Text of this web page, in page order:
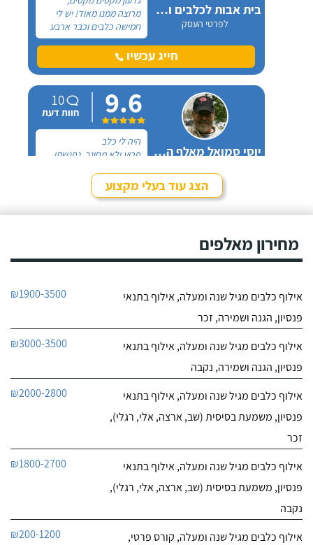
בית אבות לכלבים ופנסיון חתולים
לפרטי העסק
מרוצה ממנו מאוד! יש לי
חמישה כלבים וכבר ארבע
שנים, כל פעם שיש לי
נסיעה והיעדרות מהבית,
אני שמה אצלו את הכלבים,
אותו ומאושרים כשהם
חוזרים הביתה - ממליצה
בחום.
חייג עכשיו
יוסי סמואל מאלף הכלבים
9.6
10
חוות דעת
היה לי כלב
פרוע ולא מחונך. נפגשתי
שאת הכלב שלי אי אפשר
לאלף בשיעורים כי יש לוחייג עכשיו
מקום בטבע בגבעת עדה
יש לו גישה מצויינת לכלבים,
הלב, בכל הפעמים ששמתי
הייתי מאוד מרוצה, ליאור
הבעלים מצליח להעניק
לכלבים שהות נעימה בזמן
שהייתם בפנסיון, ניתן
בחום!
חייג עכשיו
הצג עוד בעלי מקצוע
מחירון מאלפים
אילוף כלבים מגיל שנה ומעלה, אילוף בתנאי
פנסיון, הגנה ושמירה, זכר
₪1900-3500
אילוף כלבים מגיל שנה ומעלה, אילוף בתנאי
פנסיון, הגנה ושמירה, נקבה
₪3000-3500
אילוף כלבים מגיל שנה ומעלה, אילוף בתנאי
פנסיון, משמעת בסיסית (שב, ארצה, אלי, רגלי),
זכר
₪2000-2800
אילוף כלבים מגיל שנה ומעלה, אילוף בתנאי
פנסיון, משמעת בסיסית (שב, ארצה, אלי, רגלי),
נקבה
₪1800-2700
אילוף כלבים מגיל שנה ומעלה, קורס פרטי,
₪200-1200